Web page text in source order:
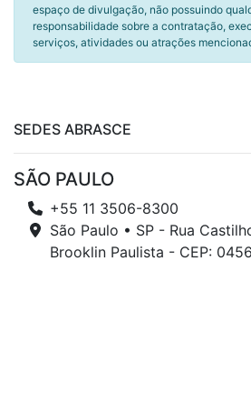
espaço de divulgação, não possuindo
responsabilidade sobre a contratação,
serviços, atividades ou atrações
SEDES ABRASCE
SÃO PAULO
+55 11 3506-8300
São Paulo • SP - Rua
Brooklin Paulista - CEP: